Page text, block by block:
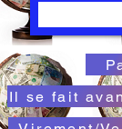
Il se fait